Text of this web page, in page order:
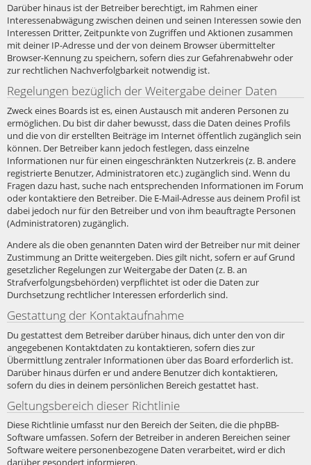
Darüber hinaus ist der Betreiber berechtigt, im Rahmen einer
Interessenabwägung zwischen deinen und seinen Interessen sowie den
Interessen Dritter, Zeitpunkte von Zugriffen und Aktionen zusammen
mit deiner IP-Adresse und der von deinem Browser übermittelter
Browser-Kennung zu speichern, sofern dies zur Gefahrenabwehr oder
zur rechtlichen Nachverfolgbarkeit notwendig ist.
Regelungen bezüglich der Weitergabe deiner Daten
Zweck eines Boards ist es, einen Austausch mit anderen Personen zu
ermöglichen. Du bist dir daher bewusst, dass die Daten deines Profils
und die von dir erstellten Beiträge im Internet öffentlich zugänglich sein
können. Der Betreiber kann jedoch festlegen, dass einzelne
Informationen nur für einen eingeschränkten Nutzerkreis (z. B. andere
registrierte Benutzer, Administratoren etc.) zugänglich sind. Wenn du
Fragen dazu hast, suche nach entsprechenden Informationen im Forum
oder kontaktiere den Betreiber. Die E-Mail-Adresse aus deinem Profil ist
dabei jedoch nur für den Betreiber und von ihm beauftragte Personen
(Administratoren) zugänglich.
Andere als die oben genannten Daten wird der Betreiber nur mit deiner
Zustimmung an Dritte weitergeben. Dies gilt nicht, sofern er auf Grund
gesetzlicher Regelungen zur Weitergabe der Daten (z. B. an
Strafverfolgungsbehörden) verpflichtet ist oder die Daten zur
Durchsetzung rechtlicher Interessen erforderlich sind.
Gestattung der Kontaktaufnahme
Du gestattest dem Betreiber darüber hinaus, dich unter den von dir
angegebenen Kontaktdaten zu kontaktieren, sofern dies zur
Übermittlung zentraler Informationen über das Board erforderlich ist.
Darüber hinaus dürfen er und andere Benutzer dich kontaktieren,
sofern du dies in deinem persönlichen Bereich gestattet hast.
Geltungsbereich dieser Richtlinie
Diese Richtlinie umfasst nur den Bereich der Seiten, die die phpBB-
Software umfassen. Sofern der Betreiber in anderen Bereichen seiner
Software weitere personenbezogene Daten verarbeitet, wird er dich
darüber gesondert informieren.